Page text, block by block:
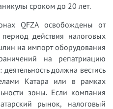
сроком до 20 лет.
QFZA освобождены от
действия налоговых
на импорт оборудования
на репатриацию
должна вестись
Катара или в рамках
зоны. Если компания
рынок, налоговый